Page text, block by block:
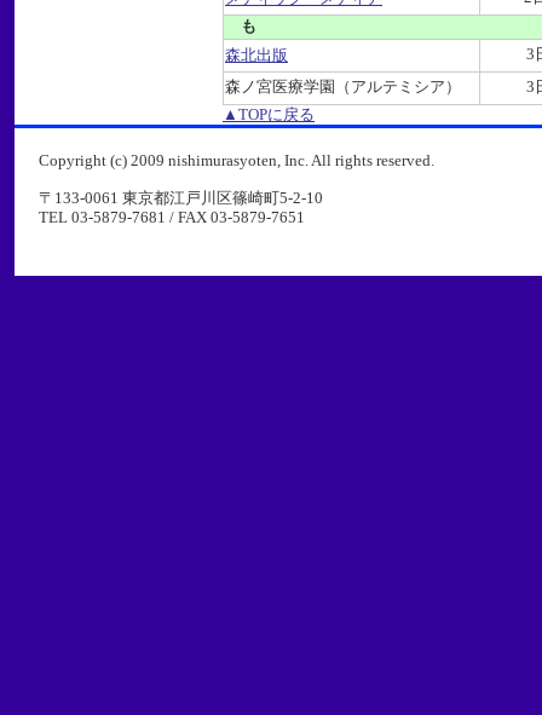
も
森北出版
3
森ノ宮医療学園（アルテミシア）
3
▲TOPに戻る
Copyright (c) 2009 nishimurasyoten, Inc. All rights reserved.
〒133-0061 東京都江戸川区篠崎町5-2-10
TEL 03-5879-7681 / FAX 03-5879-7651